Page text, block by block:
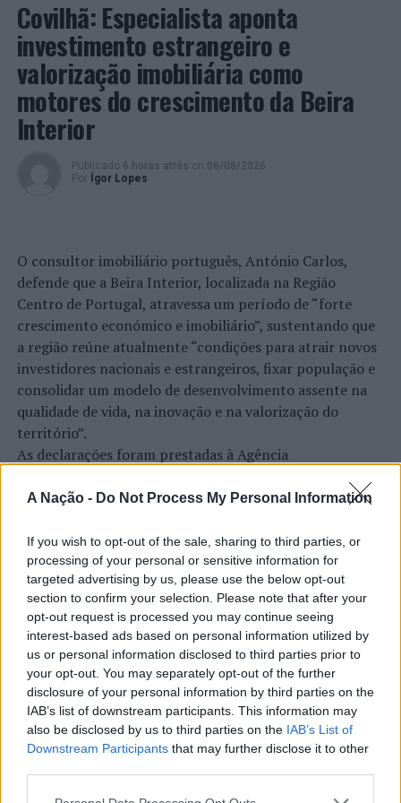
A Nação - Do Not Process My Personal Information
If you wish to opt-out of the sale, sharing to third parties, or
processing of your personal or sensitive information for
targeted advertising by us, please use the below opt-out
section to confirm your selection. Please note that after your
opt-out request is processed you may continue seeing
interest-based ads based on personal information utilized by
us or personal information disclosed to third parties prior to
your opt-out. You may separately opt-out of the further
disclosure of your personal information by third parties on the
IAB’s list of downstream participants. This information may
also be disclosed by us to third parties on the IAB’s List of
Downstream Participants that may further disclose it to other
está previsto nos Estatutos da UMinho. A sua
constituição e os seus estatutos foram aprovados a 17
de junho de 2021, sendo depois registados na Direção-
Geral do Emprego e das Relações de Trabalho e no
“Boletim do Trabalho e Emprego” da tutela. As
primeiras eleições do órgão ocorreram a 16 de
novembro de 2021, sendo a comissão eleitoral
Economia e Gestão. A lista “Juntos somos um. Todos
docentes, investigadores e técnicos da academia.
Fotos: UMinho.
TÓPICOS RELACIONADOS:
COMISSÃO DE TRABALHADORES
DESTAQUE
JOÃO MONTEIRO UNIVERSIDADE DO MINHO
PRÓXIMO
Anadia apoia o povo ucraniano
Madeira: PSP regista 63 acidentes de viação entre 25
Covilhã: Especialista aponta
investimento estrangeiro e
valorização imobiliária como
motores do crescimento da Beira
Interior
Publicado 6 horas atrás on 06/08/2026
Por
Ígor Lopes
O consultor imobiliário português, António Carlos,
defende que a Beira Interior, localizada na Região
Centro de Portugal, atravessa um período de “forte
crescimento económico e imobiliário”, sustentando que
a região reúne atualmente “condições para atrair novos
investidores nacionais e estrangeiros, fixar população e
consolidar um modelo de desenvolvimento assente na
qualidade de vida, na inovação e na valorização do
território”.
As declarações foram prestadas à Agência
São Tiago, que decorreu entre os dias 16 e 26 de julho,
certames populares de Portugal. Com origens medievais
e realizada anualmente na “Cidade Neve”, a feira conjuga
tradição, atividade económica, comércio, gastronomia,
animação cultural e divulgação empresarial,
constituindo um dos principais momentos de promoção
do município e da Beira Interior.
Para António Carlos, o crescimento alcançado ao longo
dos últimos anos representa o cumprimento dos
objetivos que traçou quando iniciou o seu percurso no
setor imobiliário. O empresário considera que o
reconhecimento conquistado resulta da proximidade
com a comunidade e da capacidade de apoiar não apenas
CONTINUAR A LER
ATUALIDADE
Rio de Janeiro: Governo do Estado
propõe parceria com a FUNCEX para
“reforçar inteligência sobre
comércio exterior”